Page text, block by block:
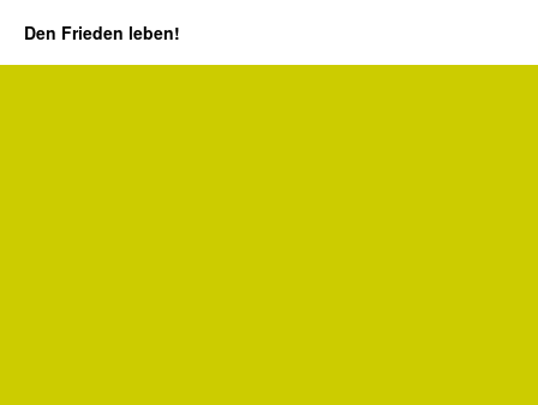
Den Frieden leben!